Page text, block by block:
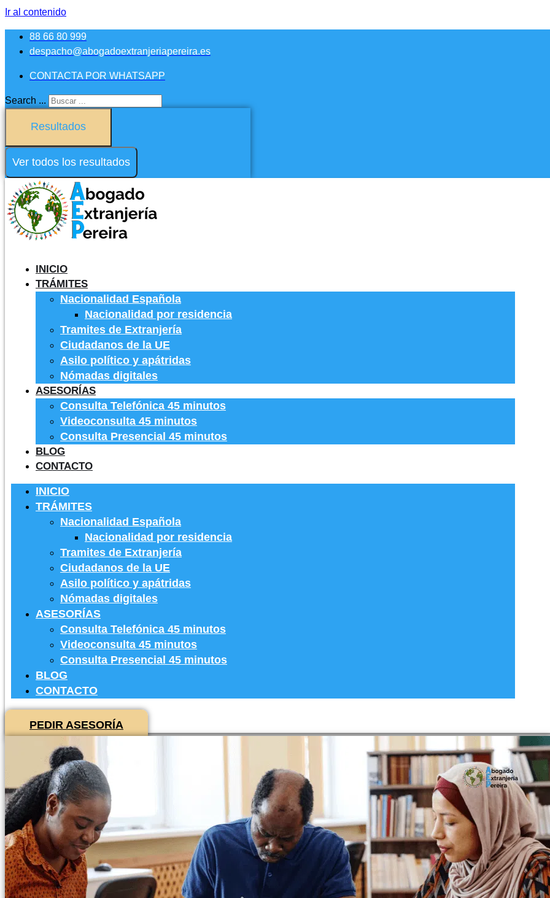
Ir al contenido
88 66 80 999
despacho@abogadoextranjeriapereira.es
CONTACTA POR WHATSAPP
Search ...
Resultados
Ver todos los resultados
INICIO
TRÁMITES
Nacionalidad Española
Nacionalidad por residencia
Tramites de Extranjería
Ciudadanos de la UE
Asilo político y apátridas
Nómadas digitales
ASESORÍAS
Consulta Telefónica 45 minutos
Videoconsulta 45 minutos
Consulta Presencial 45 minutos
BLOG
CONTACTO
INICIO
TRÁMITES
Nacionalidad Española
Nacionalidad por residencia
Tramites de Extranjería
Ciudadanos de la UE
Asilo político y apátridas
Nómadas digitales
ASESORÍAS
Consulta Telefónica 45 minutos
Videoconsulta 45 minutos
Consulta Presencial 45 minutos
BLOG
CONTACTO
PEDIR ASESORÍA